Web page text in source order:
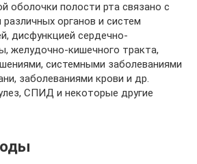
оболочки полости рта связано с
органов и систем
дисфункцией сердечно-
желудочно-кишечного тракта,
системными заболеваниями
заболеваниями крови и др.
СПИД и некоторые другие